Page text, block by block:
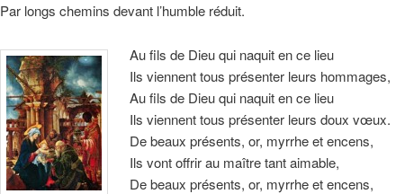
Par longs chemins devant l’humble réduit.
Au fils de Dieu qui naquit en ce lieu
Ils viennent tous présenter leurs hommages,
Au fils de Dieu qui naquit en ce lieu
Ils viennent tous présenter leurs doux vœux.
De beaux présents, or, myrrhe et encens,
Ils vont offrir au maître tant aimable,
De beaux présents, or, myrrhe et encens,